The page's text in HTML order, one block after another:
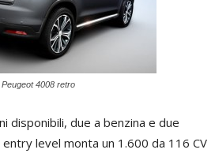
Peugeot 4008 retro
disponibili, due a benzina e due
level monta un 1.600 da 116 CV